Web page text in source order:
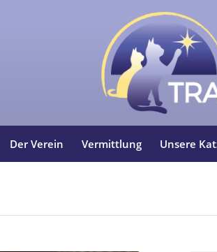
Der Verein Vermittlung Unsere